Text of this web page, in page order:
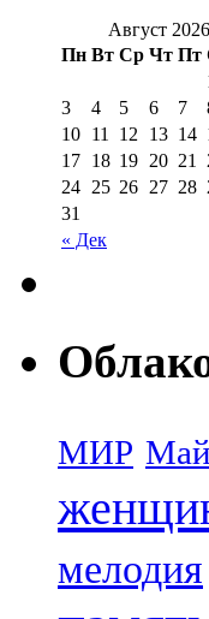
Август 2026
Пн Вт Ср Чт Пт
« Дек
3
4 5 6 7
10 11 12 13 14
17 18 19 20 21
24 25 26 27 28
31
МИР Май
мелодия